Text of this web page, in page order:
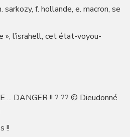
f. hollande, e. macron, se
», l’israhell, cet état-voyou-
... DANGER !! ? ?? © Dieudonné
!!